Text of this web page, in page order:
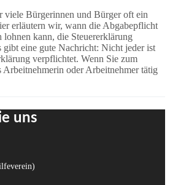
viele Bürgerinnen und Bürger oft ein
erläutern wir, wann die Abgabepflicht
lohnen kann, die Steuererklärung
eine gute Nachricht: Nicht jeder ist
verpflichtet. Wenn Sie zum
oder Arbeitnehmer tätig
uns